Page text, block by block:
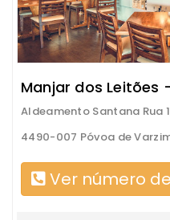
Manjar dos Leitões
Aldeamento Santana Rua 1,
4490-007 Póvoa de
Ver número